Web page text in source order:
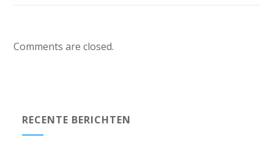
Comments are closed.
RECENTE BERICHTEN